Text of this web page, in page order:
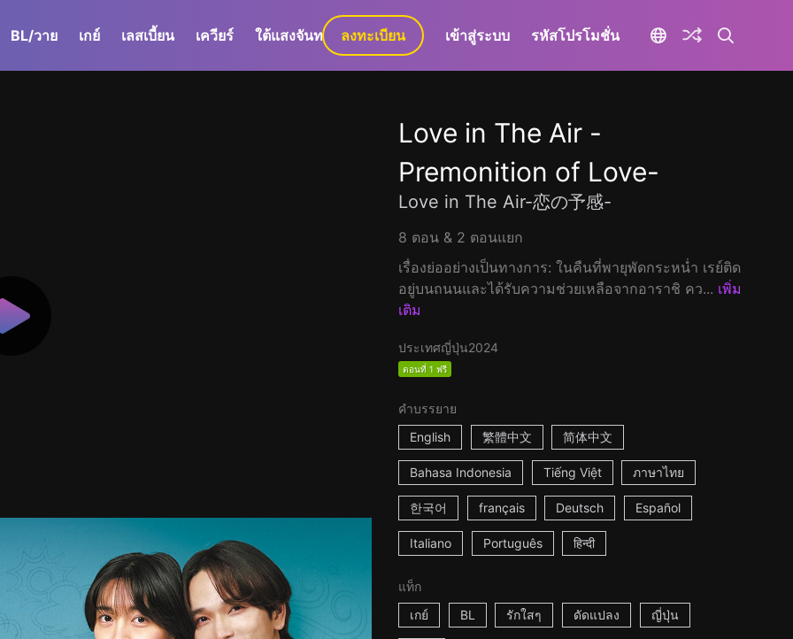
BL/วาย เกย์ เลสเบี้ยน เควียร์ ใต้แสงจันทร์ GaLa+
ลงทะเบียน เข้าสู่ระบบ รหัสโปรโมชั่น
Love in The Air -
Premonition of Love-
Love in The Air-恋の予感-
8 ตอน & 2 ตอนแยก
เรื่องย่ออย่างเป็นทางการ: ในคืนที่พายุพัดกระหน่ำ เรย์ติด
อยู่บนถนนและได้รับความช่วยเหลือจากอาราชิ คว... เพิ่ม
เติม
ประเทศญี่ปุ่น2024
ตอนที่ 1 ฟรี
คำบรรยาย
English
繁體中文 简体中文
Bahasa Indonesia Tiếng Việt ภาษาไทย
한국어 français Deutsch Español
Italiano Português हिन्दी
แท็ก
เกย์
BL รักใสๆ ดัดแปลง ญี่ปุ่น